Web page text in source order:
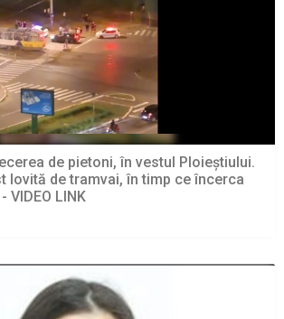
de pietoni, în vestul Ploieștiului.
lovită de tramvai, în timp ce încerca
VIDEO LINK